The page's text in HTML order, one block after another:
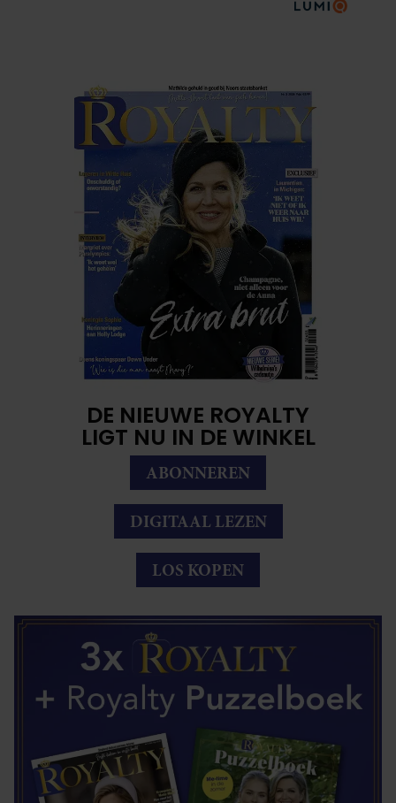
DE NIEUWE ROYALTY
LIGT NU IN DE WINKEL
ABONNEREN
DIGITAAL LEZEN
LOS KOPEN